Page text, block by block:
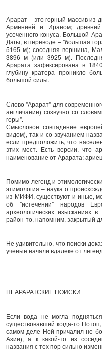
Арарат – это горный массив из
Арменией и Ираном; древний
усеченного конуса. Большой
Дагы, в переводе – "большая
5165 м); соседняя вершина,
3896 м (или 3925 м).
Арарата зафиксирована в
глубину кратера проникло
большой силы.
Слово "Арарат" для
англичанин) созвучно со
горы".
Смысловое совпадение
видом), так и со звучанием
если предположить, что
этих мест. Есть версии, что
наименование от Арарата:
Помимо легенд и
этимология – наука о
из МИФИ, существуют и иные,
об "истечении" народов
археологических изысканиях
район-то, напомним, закрытый
Не удивительно, что поиски
ученые начали вдалеке от
НЕАРАРАТСКИЕ ПОИСКИ
Если вода не могла
существовавший когда-то
самом деле Ной причалил не
Азии), а к какой-то из
названия с тех пор сильно